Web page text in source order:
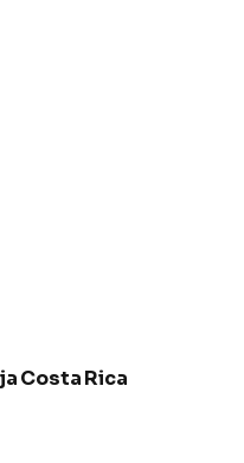
Costa Rica